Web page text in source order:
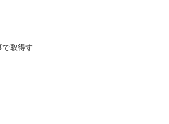
取得す